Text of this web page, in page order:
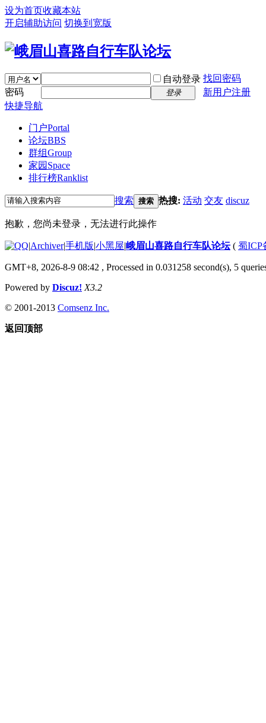
设为首页收藏本站
开启辅助访问 切换到宽版
自动登录 找回密码
密码
登录
新用户注册
快捷导航
门户Portal
论坛BBS
群组Group
家园 Space
排行榜Ranklist
搜索 搜索 热搜: 活动 交友 discuz
抱歉，您尚未登录，无法进行此操作
|Archiver|手机版|小黑屋|峨眉山喜路自行车队论坛( 蜀ICP
GMT+8, 2026-8-9 08:42 , Processed in 0.031258 second(s), 5
Powered by Discuz! X3.2
© 2001-2013 Comsenz Inc.
返回顶部